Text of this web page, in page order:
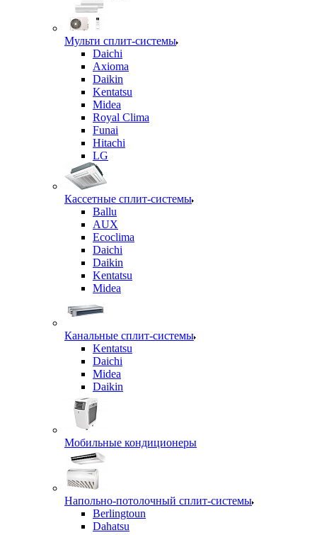
Мульти сплит-системы
Daichi
Axioma
Daikin
Kentatsu
Midea
Royal Clima
Funai
Hitachi
LG
Кассетные сплит-системы
Ballu
AUX
Ecoclima
Daichi
Daikin
Kentatsu
Midea
Канальные сплит-системы
Kentatsu
Daichi
Midea
Daikin
Мобильные кондиционеры
Напольно-потолочный сплит-системы
Berlingtoun
Dahatsu